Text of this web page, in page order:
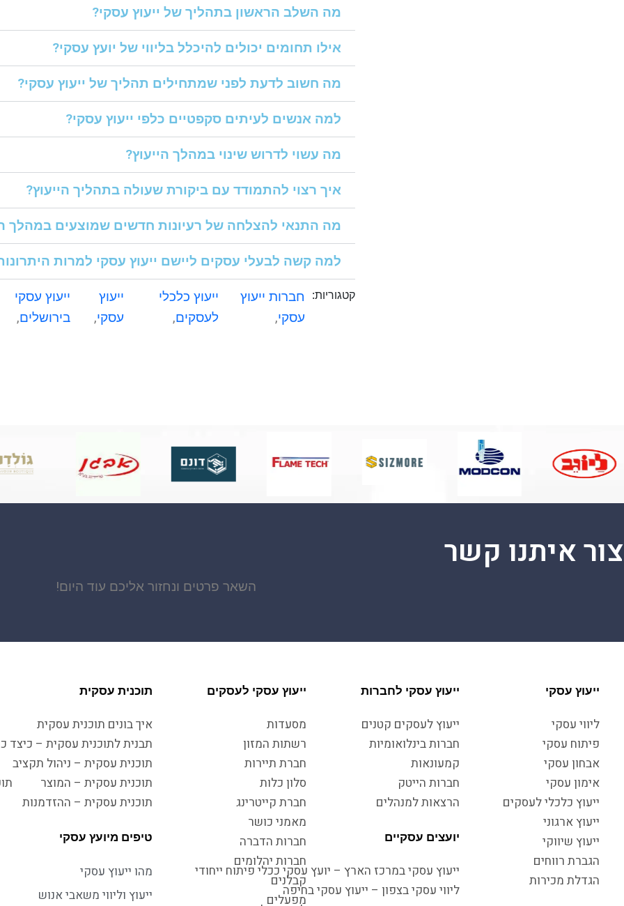
מה השלב הראשון בתהליך של ייעוץ עסקי?
אילו תחומים יכולים להיכלל בליווי של יועץ עסקי?
מה חשוב לדעת לפני שמתחילים תהליך של ייעוץ עסקי?
למה אנשים לעיתים סקפטיים כלפי ייעוץ עסקי?
מה עשוי לדרוש שינוי במהלך הייעוץ?
איך רצוי להתמודד עם ביקורת שעולה בתהליך הייעוץ?
מה התנאי להצלחה של רעיונות חדשים שמוצעים במהלך
למה קשה לבעלי עסקים ליישם ייעוץ עסקי למרות
קטגוריות: חברות ייעוץ
עסקי,
ייעוץ כלכלי
לעסקים,
ייעוץ
עסקי,
ייעוץ עסקי
בירושלים,
צור איתנו קשר
השאר פרטים ונחזור אליכם עוד היום!
ייעוץ עסקי
ליווי עסקי
פיתוח עסקי
אבחון עסקי
אימון עסקי
ייעוץ כלכלי לעסקים
ייעוץ ארגוני
ייעוץ שיווקי
הגברת רווחים
הגדלת מכירות
ייעוץ עסקי לחברות
ייעוץ לעסקים קטנים
חברות בינלואומיות
קמעונאות
חברות הייטק
הרצאות למנהלים
יועצים עסקיים
ייעוץ עסקי במרכז הארץ – יועץ עסקי ככלי פיתוח ייחודי
ליווי עסקי בצפון – ייעוץ עסקי בחיפה
ייעוץ עסקי לעסקים
מסעדות
רשתות המזון
חברת תיירות
סלון כלות
חברת קייטרינג
מאמני כושר
חברות הדברה
חברות יהלומים
קבלנים
מפעלים
תוכנית עסקית
איך בונים תוכנית עסקית
תבנית לתוכנית עסקית – כיצד
תוכנית עסקית – ניהול תקציב
תוכנית עסקית – המוצר
תוכנית עסקית – ההזדמנות
טיפים מיועץ עסקי
מהו ייעוץ עסקי
ייעוץ וליווי משאבי אנוש